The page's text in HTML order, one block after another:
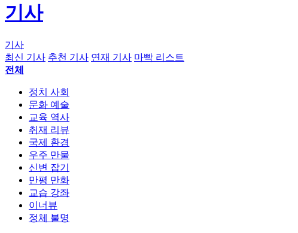
기사
기사
최신 기사 추천 기사 연재 기사 마빡 리스트
전체
정치 사회
문화 예술
교육 역사
취재 리뷰
국제 환경
우주 만물
신변 잡기
만평 만화
교습 강좌
이너뷰
정체 불명